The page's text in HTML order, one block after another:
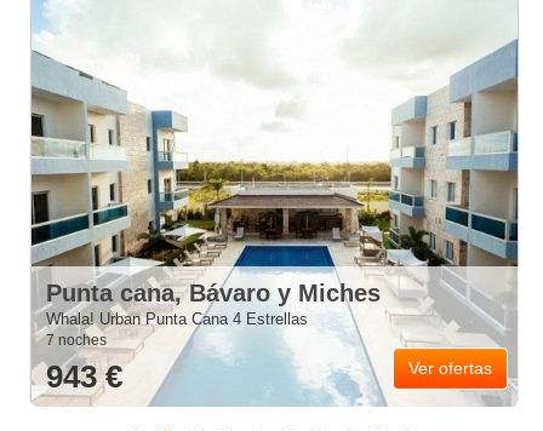
Punta cana, Bávaro y Miches
Whala! Urban Punta Cana 4 Estrellas
7 noches
943 € Ver ofertas